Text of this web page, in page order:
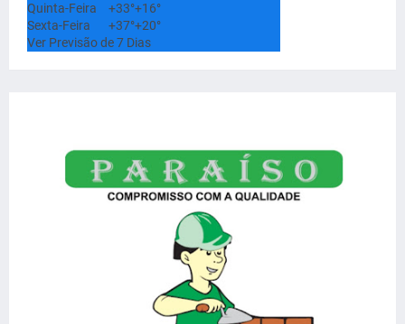
Quinta-Feira
+33°+16°
Sexta-Feira
+37°+20°
Ver Previsão de 7 Dias